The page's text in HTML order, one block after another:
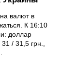
валют в
К 16:10
доллар
/ 31,5 грн.,